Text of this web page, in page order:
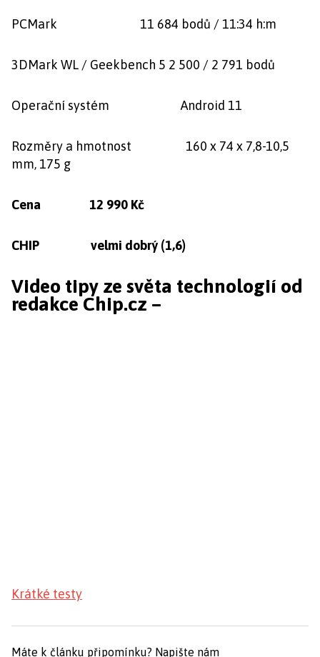
PCMark 11 684 bodů / 11:34 h:m
3DMark WL / Geekbench 5 2 500 / 2 791 bodů
Operační systém Android 11
Rozměry a hmotnost 160 x 74 x 7,8-10,5
mm, 175 g
Cena 12 990 Kč
CHIP velmi dobrý (1,6)
Video tipy ze světa technologií od
redakce Chip.cz –
Krátké testy
Máte k článku připomínku? Napište nám